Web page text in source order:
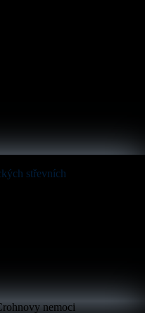
střevních